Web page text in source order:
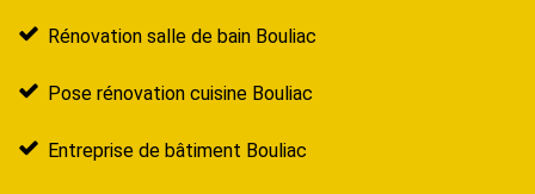
Rénovation salle de bain Bouliac
Pose rénovation cuisine Bouliac
Entreprise de bâtiment Bouliac